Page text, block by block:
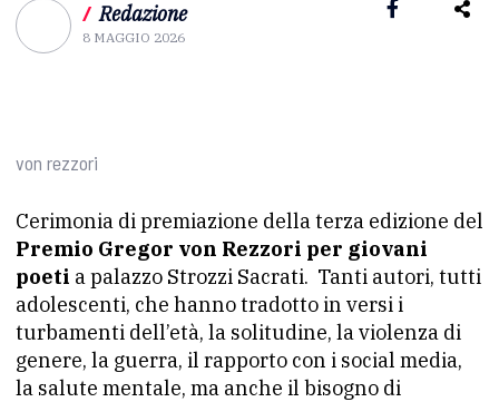
/ Redazione
8 MAGGIO 2026
von rezzori
Cerimonia di premiazione della terza edizione del
Premio Gregor von Rezzori per giovani
poeti a palazzo Strozzi Sacrati. Tanti autori, tutti
adolescenti, che hanno tradotto in versi i
turbamenti dell’età, la solitudine, la violenza di
genere, la guerra, il rapporto con i social media,
la salute mentale, ma anche il bisogno di